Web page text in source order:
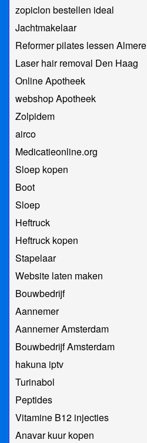
zopiclon bestellen ideal
Jachtmakelaar
Reformer pilates lessen Almere
Laser hair removal Den Haag
Online Apotheek
webshop Apotheek
Zolpidem
airco
Medicatieonline.org
Sloep kopen
Boot
Sloep
Heftruck
Heftruck kopen
Stapelaar
Website laten maken
Bouwbedrijf
Aannemer
Aannemer Amsterdam
Bouwbedrijf Amsterdam
hakuna iptv
Turinabol
Peptides
Vitamine B12 injecties
Anavar kuur kopen